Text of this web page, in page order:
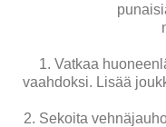
1. Vatkaa
vaahdoksi. Lisää
2. Sekoita